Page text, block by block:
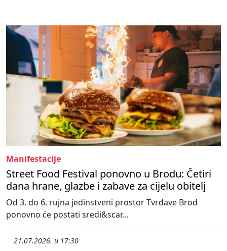
Manifestacije
Street Food Festival ponovno u Brodu: Četiri
dana hrane, glazbe i zabave za cijelu obitelj
Od 3. do 6. rujna jedinstveni prostor Tvrđave Brod
ponovno će postati sredi&scar...
21.07.2026. u 17:30